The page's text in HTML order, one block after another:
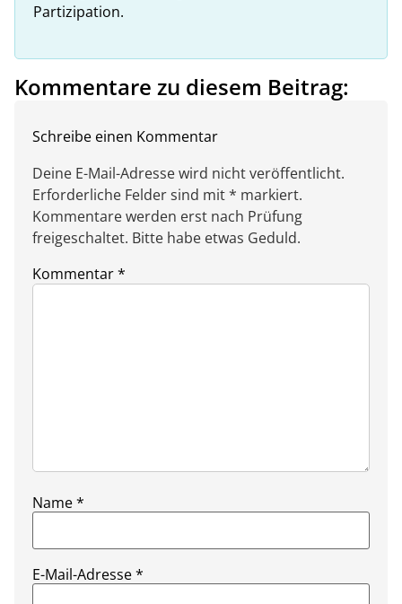
Partizipation.
Kommentare zu diesem Beitrag:
Schreibe einen Kommentar
Deine E-Mail-Adresse wird nicht veröffentlicht.
Erforderliche Felder sind mit * markiert.
Kommentare werden erst nach Prüfung
freigeschaltet. Bitte habe etwas Geduld.
Kommentar*
Name*
E-Mail-Adresse*